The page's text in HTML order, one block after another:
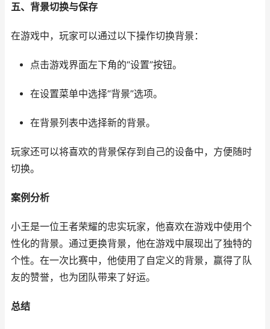
五、背景切换与保存
在游戏中，玩家可以通过以下操作切换背景：
点击游戏界面左下角的“设置”按钮。
在设置菜单中选择“背景”选项。
在背景列表中选择新的背景。
玩家还可以将喜欢的背景保存到自己的设备中，方便随时
切换。
案例分析
小王是一位王者荣耀的忠实玩家，他喜欢在游戏中使用个
性化的背景。通过更换背景，他在游戏中展现出了独特的
个性。在一次比赛中，他使用了自定义的背景，赢得了队
友的赞誉，也为团队带来了好运。
总结